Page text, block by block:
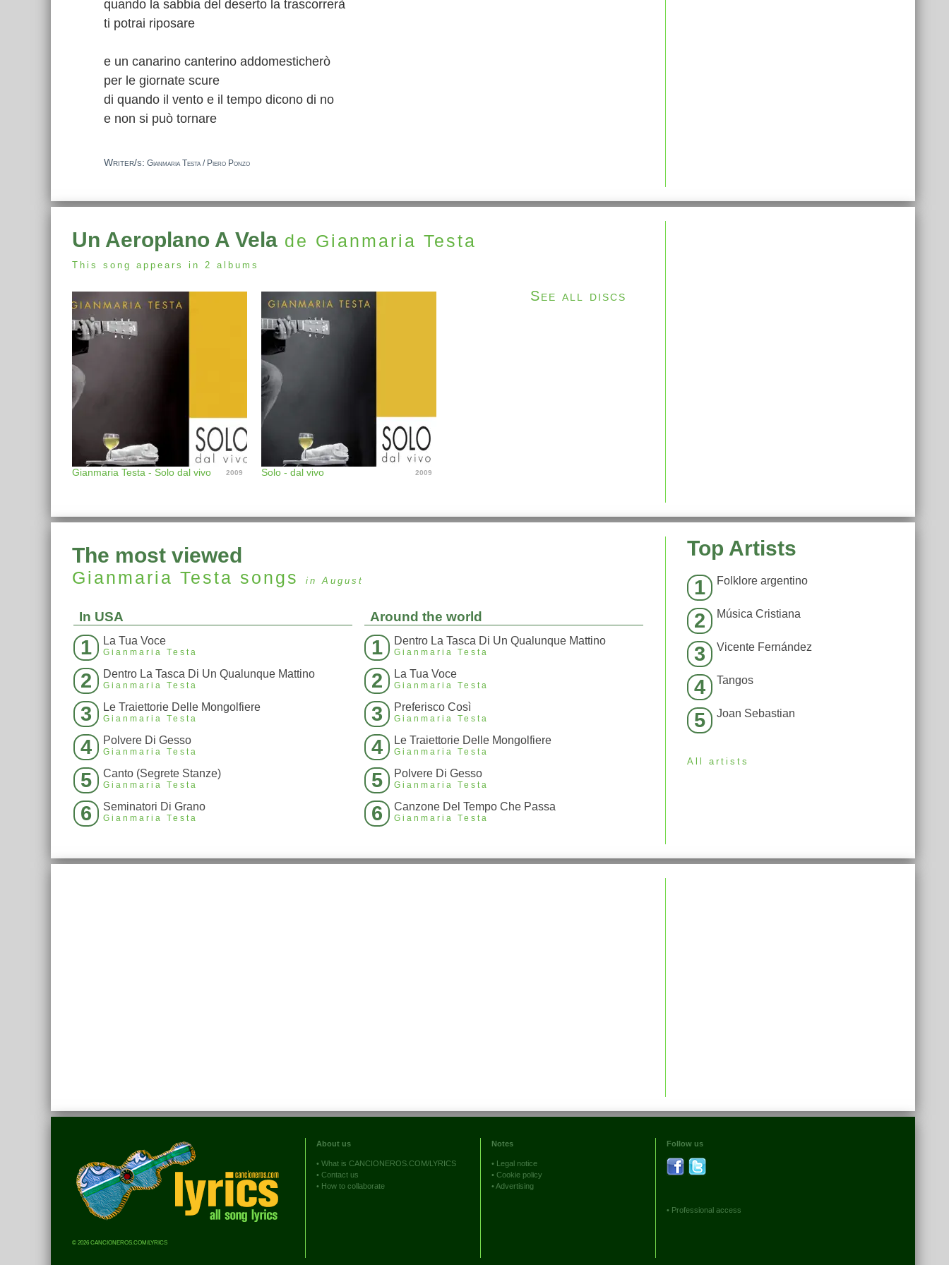
quando la sabbia del deserto la trascorrerà
ti potrai riposare
e un canarino canterino addomesticherò
per le giornate scure
di quando il vento e il tempo dicono di no
e non si può tornare
Writer/s: Gianmaria Testa / Piero Ponzo
Un Aeroplano A Vela de Gianmaria Testa
This song appears in 2 albums
Gianmaria Testa - Solo dal vivo 2009 Solo - dal vivo 2009
See all discs
The most viewed
Gianmaria Testa songs in August
In USA
1 La Tua Voce
Gianmaria Testa
2 Dentro La Tasca Di Un Qualunque Mattino
Gianmaria Testa
3 Le Traiettorie Delle Mongolfiere
Gianmaria Testa
4 Polvere Di Gesso
Gianmaria Testa
5 Canto (Segrete Stanze)
Gianmaria Testa
6 Seminatori Di Grano
Gianmaria Testa
Around the world
1 Dentro La Tasca Di Un Qualunque Mattino
Gianmaria Testa
2 La Tua Voce
Gianmaria Testa
3 Preferisco Così
Gianmaria Testa
4 Le Traiettorie Delle Mongolfiere
Gianmaria Testa
5 Polvere Di Gesso
Gianmaria Testa
6 Canzone Del Tempo Che Passa
Gianmaria Testa
Top Artists
1 Folklore argentino
2 Música Cristiana
3 Vicente Fernández
4 Tangos
5 Joan Sebastian
All artists
© 2026 CANCIONEROS.COM/LYRICS
About us
• What is CANCIONEROS.COM/LYRICS
• Contact us
• How to collaborate
Notes
• Legal notice
• Cookie policy
•Advertising
Follow us
• Professional access